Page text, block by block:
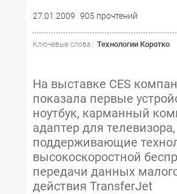
27.01.2009 905 прочтений
Ключевые слова : Технологии Коротко
На выставке CES
показала первые
ноутбук, карманный
адаптер для телевизора,
поддерживающие
высокоскоростной
передачи данных
действия TransferJet